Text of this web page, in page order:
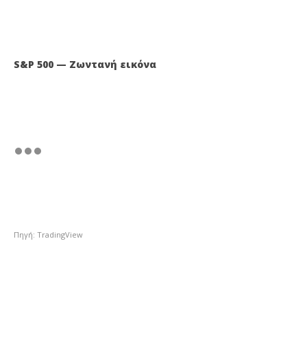
S&P 500 — Ζωντανή εικόνα
Πηγή: TradingView